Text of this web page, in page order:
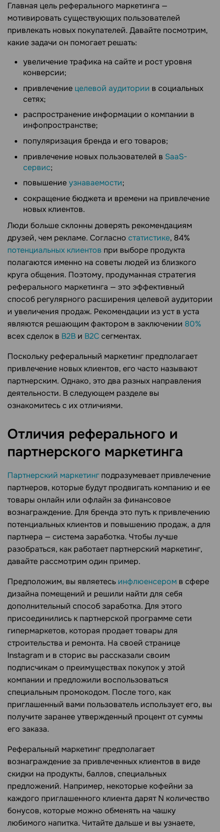
Главная цель реферального маркетинга —
мотивировать существующих пользователей
привлекать новых покупателей. Давайте посмотрим,
какие задачи он помогает решать:
увеличение трафика на сайте и рост уровня
конверсии;
привлечение целевой аудитории в социальных
сетях;
распространение информации о компании в
инфопространстве;
популяризация бренда и его товаров;
привлечение новых пользователей в SaaS-
сервис;
повышениеузнаваемости;
сокращение бюджета и времени на привлечение
новых клиентов.
Люди больше склонны доверять рекомендациям
друзей, чем рекламе. Согласно статистике, 84%
потенциальных клиентов при выборе продукта
полагаются именно на советы людей из близкого
круга общения. Поэтому, продуманная стратегия
реферального маркетинга — это эффективный
способ регулярного расширения целевой аудитории
и увеличения продаж. Рекомендации из уст в уста
являются решающим фактором в заключении 80%
всех сделок в B2B и B2Cсегментах.
Поскольку реферальный маркетинг предполагает
привлечение новых клиентов, его часто называют
партнерским. Однако, это два разных направления
деятельности. В следующем разделе вы
ознакомитесь с их отличиями.
Отличия реферального и
партнерского маркетинга
Партнерский маркетинг подразумевает привлечение
партнеров, которые будут продвигать компанию и ее
товары онлайн или офлайн за финансовое
вознаграждение. Для бренда это путь к привлечению
потенциальных клиентов и повышению продаж, а для
партнера — система заработка. Чтобы лучше
разобраться, как работает партнерский маркетинг,
давайте рассмотрим один пример.
Предположим, вы являетесь инфлюенсером в сфере
дизайна помещений и решили найти для себя
дополнительный способ заработка. Для этого
присоединились к партнерской программе сети
гипермаркетов, которая продает товары для
строительства и ремонта. На своей странице
Instagram и в сторис вы рассказали своим
подписчикам о преимуществах покупок у этой
компании и предложили воспользоваться
специальным промокодом. После того, как
приглашенный вами пользователь использует его, вы
получите заранее утвержденный процент от суммы
его заказа.
Реферальный маркетинг предполагает
вознаграждение за привлеченных клиентов в виде
скидки на продукты, баллов, специальных
предложений. Например, некоторые кофейни за
каждого приглашенного клиента дарят N количество
бонусов, которые можно обменять на чашку
любимого напитка. Читайте дальше и вы узнаете,